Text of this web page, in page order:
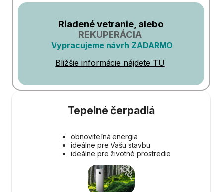
Riadené vetranie, alebo
REKUPERÁCIA
Vypracujeme návrh ZADARMO
Bližšie informácie nájdete TU
Tepelné čerpadlá
obnoviteľná energia
ideálne pre Vašu stavbu
ideálne pre životné prostredie